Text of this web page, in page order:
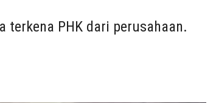
PHK dari perusahaan.